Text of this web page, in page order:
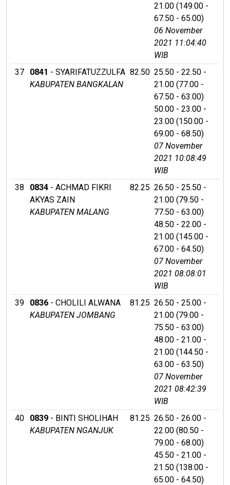
21.00 (149.00 -
67.50 - 65.00)
06 November
2021 11:04:40
WIB
37
0841 - SYARIFATUZZULFA
KABUPATEN BANGKALAN
82.50 25.50 - 22.50 -
21.00 (77.00 -
67.50 - 63.00)
50.00 - 23.00 -
23.00 (150.00 -
69.00 - 68.50)
07 November
2021 10:08:49
WIB
38
0834 - ACHMAD FIKRI
AKYAS ZAIN
KABUPATEN MALANG
82.25 26.50 - 25.50 -
21.00 (79.50 -
77.50 - 63.00)
48.50 - 22.00 -
21.00 (145.00 -
67.00 - 64.50)
07 November
2021 08:08:01
WIB
39
0836 - CHOLILI ALWANA
KABUPATEN JOMBANG
81.25 26.50 - 25.00 -
21.00 (79.00 -
75.50 - 63.00)
48.00 - 21.00 -
21.00 (144.50 -
63.00 - 63.50)
07 November
2021 08:42:39
WIB
40
0839 - BINTI SHOLIHAH
KABUPATEN NGANJUK
81.25 26.50 - 26.00 -
22.00 (80.50 -
79.00 - 68.00)
45.50 - 21.00 -
21.50 (138.00 -
65.00 - 64.50)